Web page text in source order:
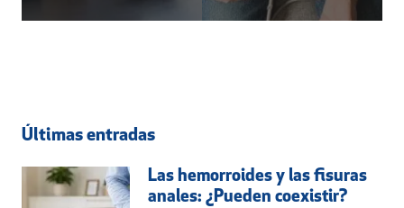
Últimas entradas
Las hemorroides y las fisuras
anales: ¿Pueden coexistir?